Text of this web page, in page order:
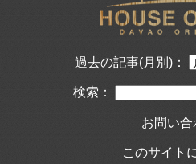
過去の記事(月別)：
検索：
お問い合
このサイト